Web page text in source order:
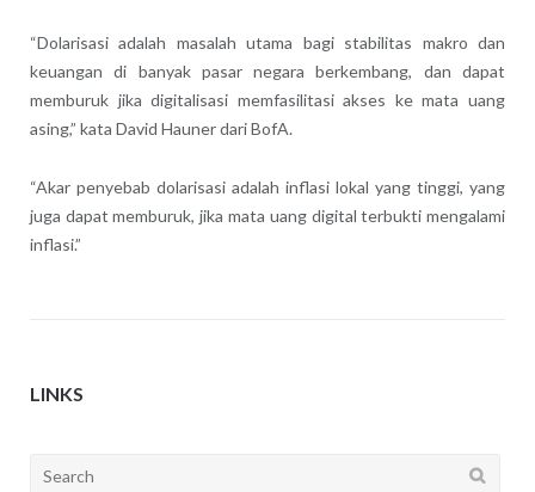
“Dolarisasi adalah masalah utama bagi stabilitas makro dan
keuangan di banyak pasar negara berkembang, dan dapat
memburuk jika digitalisasi memfasilitasi akses ke mata uang
asing,” kata David Hauner dari BofA.
“Akar penyebab dolarisasi adalah inflasi lokal yang tinggi, yang
juga dapat memburuk, jika mata uang digital terbukti mengalami
inflasi.”
LINKS
Search